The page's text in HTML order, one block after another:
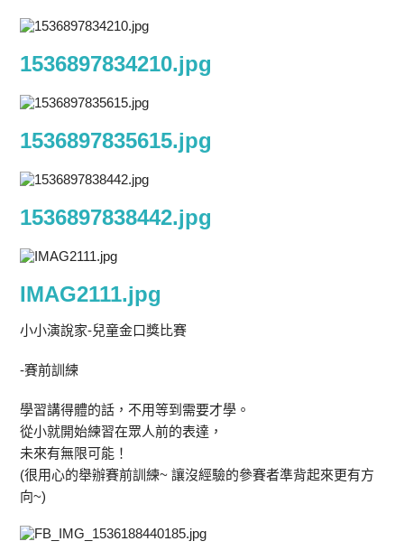
1536897834210.jpg
1536897835615.jpg
1536897838442.jpg
IMAG2111.jpg
小小演說家-兒童金口獎比賽
-賽前訓練
學習講得體的話，不用等到需要才學。
從小就開始練習在眾人前的表達，
未來有無限可能！
(很用心的舉辦賽前訓練~ 讓沒經驗的參賽者準背起來更有方
向~)